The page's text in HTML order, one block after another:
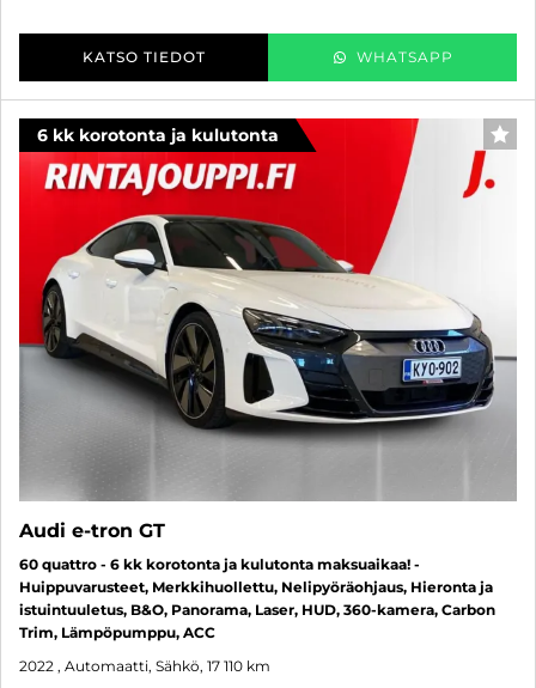
KATSO TIEDOT WHATSAPP
6 kk korotonta ja kulutonta
Audi e-tron GT
60 quattro - 6 kk korotonta ja kulutonta maksuaikaa! -
Huippuvarusteet, Merkkihuollettu, Nelipyöräohjaus, Hieronta ja
istuintuuletus, B&O, Panorama, Laser, HUD, 360-kamera, Carbon
Trim, Lämpöpumppu, ACC
2022 , Automaatti, Sähkö, 17 110 km